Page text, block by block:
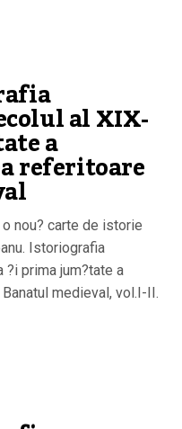
al XIX-
a
referitoare
nou? carte de istorie
Istoriografia
prima jum?tate a
medieval, vol.I-II.